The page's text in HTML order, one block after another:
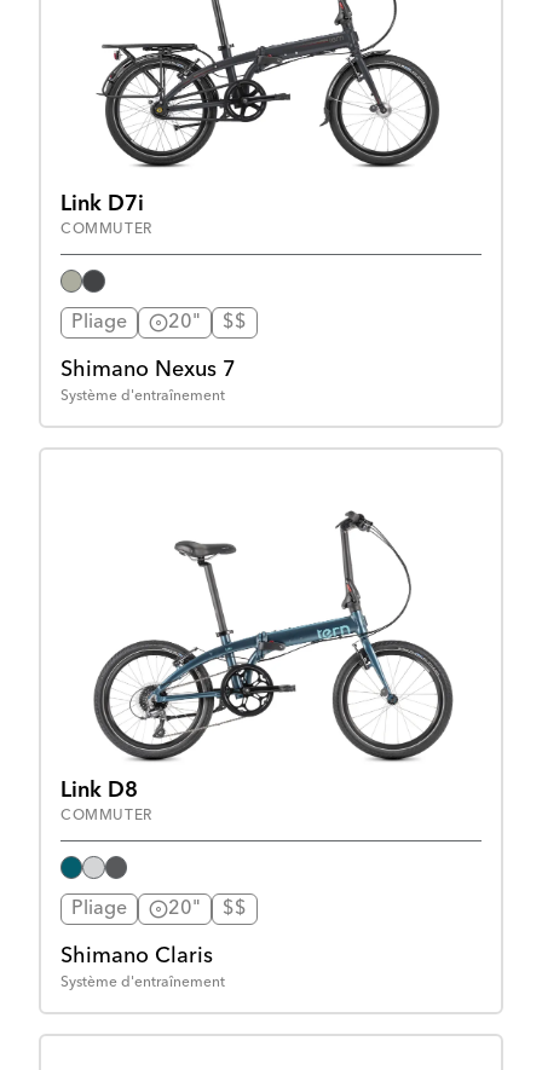
Link D7i
COMMUTER
Pliage 20" $$
Shimano Nexus 7
Système d'entraînement
Link D8
COMMUTER
Pliage 20" $$
Shimano Claris
Système d'entraînement